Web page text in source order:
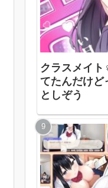
クラスメイ
てたんだけど
としぞう